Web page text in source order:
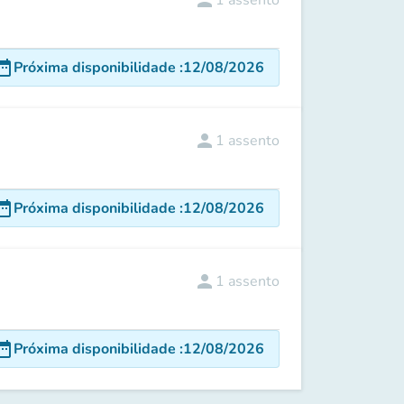
Próxima disponibilidade :12/08/2026
person 1 assento
Próxima disponibilidade :12/08/2026
person 1 assento
Próxima disponibilidade :12/08/2026